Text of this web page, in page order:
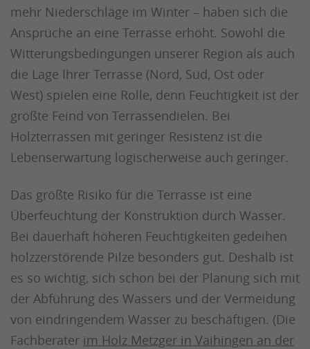
mehr Niederschläge im Winter – haben sich die
Ansprüche an eine Terrasse erhöht. Sowohl die
Witterungsbedingungen unserer Region als auch
die Lage Ihrer Terrasse (Nord, Süd, Ost oder
West) spielen eine Rolle, denn Feuchtigkeit ist der
größte Feind von Terrassendielen. Bei
Holzterrassen mit geringer Resistenz ist die
Lebenserwartung logischerweise auch geringer.
Das größte Risiko für die Terrasse ist eine
Überfeuchtung der Konstruktion durch Wasser.
Bei dauerhaft höheren Feuchtigkeiten gedeihen
holzzerstörende Pilze besonders gut. Deshalb ist
es so wichtig, sich schon bei der Planung sich mit
der Abführung des Wassers und der Vermeidung
von eindringendem Wasser zu beschäftigen. (Die
Fachberater im Holz Metzger in Vaihingen an der